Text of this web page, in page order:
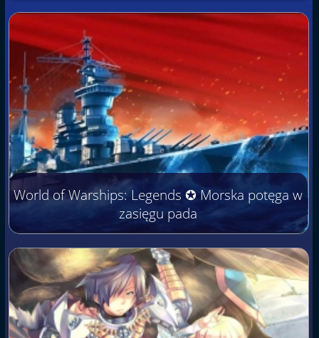
World of Warships: Legends ✪ Morska potęga w
zasięgu pada